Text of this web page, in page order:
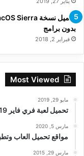
بدون برامج
فبراير 2, 2018
Most Viewed
مايو 29, 2019
تحميل لعبة فري فاير Free Fire 2019 للاندرويد والكمبيوتر مجانا
مارس 5, 2020
مواقع تحميل العاب
مارس 29, 2015